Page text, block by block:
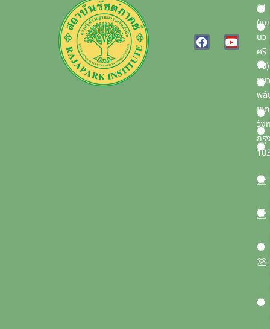
F
a
Y
o
21
(แ
นว
ศรี
10)
แข
พลั
เขต
วัง
กรุ